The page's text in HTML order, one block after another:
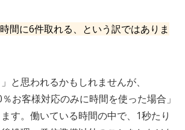
間に6件取れる、という訳ではありま
と思われるかもしれませんが、
お客様対応のみに時間を使った場合」
す。働いている時間の中で、1秒たり